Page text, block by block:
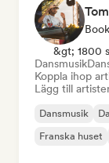
&gt; 1800
Dansmusik
Koppla ihop
Lägg till
Dansmusik
Franska huset